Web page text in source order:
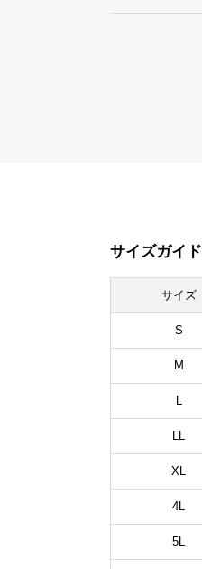
サイズガイド
サイズ
S
M
L
LL
XL
4L
5L